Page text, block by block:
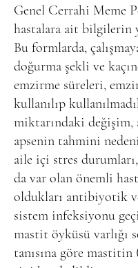
Genel Cerrahi Meme
hastalara ait bilgilerin
Bu formlarda,
doğurma şekli ve
emzirme süreleri,
kullanılıp
miktarındaki değişim,
apsenin tahmini
aile içi stres
da var olan önemli
oldukları antibiyotik
sistem infeksiyonu
mastit öyküsü varlığı
tanısına göre